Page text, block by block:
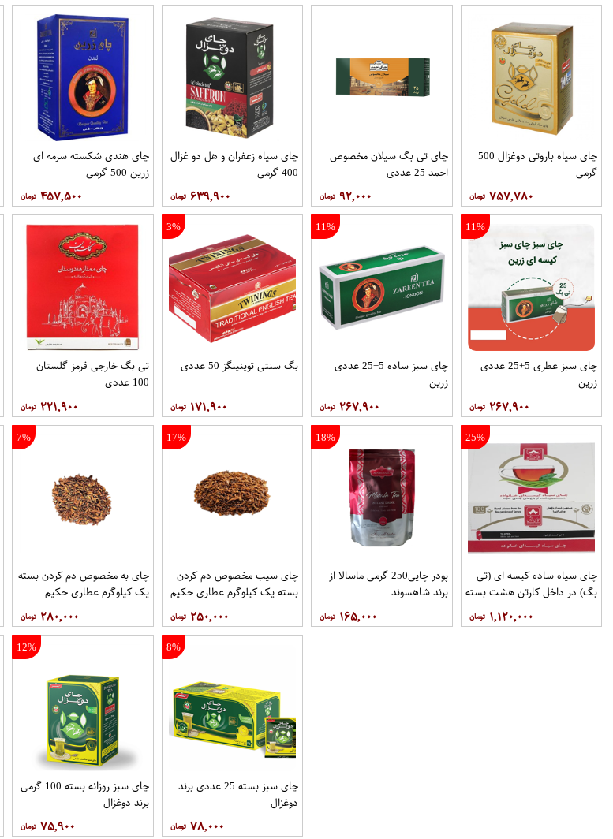
چای سیاه باروتی دوغزال 500
گرمی
۷۵۷,۷۸۰
چای تی بگ سیلان مخصوص
احمد 25 عددی
۹۲,۰۰۰
چای سیاه زعفران و هل دو غزال
400 گرمی
۶۳۹,۹۰۰
چای هندی شکسته سرمه ای
زرین 500 گرمی
۴۵۷,۵۰۰
11%
چای سبز عطری 5+25 عددی
زرین
۲۶۷,۹۰۰
11%
چای سبز ساده 5+25 عددی
زرین
۲۶۷,۹۰۰
3%
بگ سنتی توینینگز 50 عددی
۱۷۱,۹۰۰
تی بگ خارجی قرمز گلستان
100 عددی
۲۲۱,۹۰۰
25%
چای سیاه ساده کیسه ای (تی
بگ) در داخل کارتن هشت بسته
۱,۱۲۰,۰۰۰
18%
پودر چایی250 گرمی ماسالا از
برند شاهسوند
۱۶۵,۰۰۰
17%
چای سیب مخصوص دم کردن
بسته یک کیلوگرم عطاری حکیم
۲۵۰,۰۰۰
7%
چای به مخصوص دم کردن بسته
یک کیلوگرم عطاری حکیم
۲۸۰,۰۰۰
8%
چای سبز بسته 25 عددی برند
دوغزال
۷۸,۰۰۰
12%
چای سبز روزانه بسته 100 گرمی
برند دوغزال
۷۵,۹۰۰